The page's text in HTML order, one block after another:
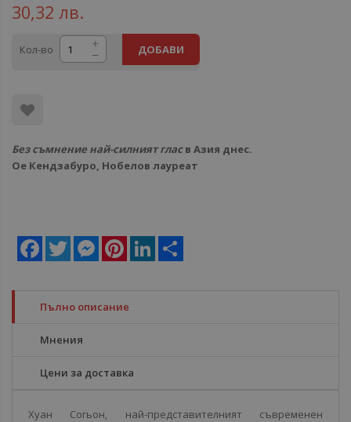
30,32 лв.
Кол-во ДОБАВИ
Без съмнение най-силният гласв Азия днес.
Ое Кендзабуро, Нобелов лауреат
Facebook
Twitter MessengerPinterestLinkedIn
Пълно описание
Мнения
Цени за доставка
Хуан Согьон, най-представителният съвременен